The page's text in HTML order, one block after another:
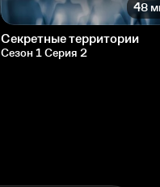
48
Секретные территории
Сезон 1 Серия 2